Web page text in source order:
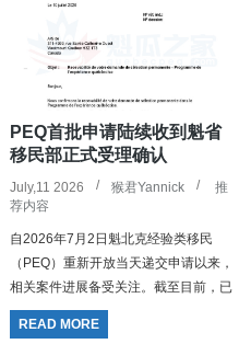
PEQ首批申请陆续收到魁省
移民部正式受理确认
July,11 2026 猴君Yannick
推
荐内容
自2026年7月2日魁北克经验类移民
（PEQ）重新开放当天递交申请以来，
相关案件进展备受关注。截至目前，已
有部分申请人陆续收到魁北克移民部发
出的正式受理确认信（信件标题为：
READ MORE